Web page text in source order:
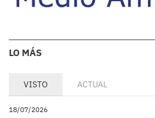
LO MÁS
VISTO ACTUAL
18/07/2026